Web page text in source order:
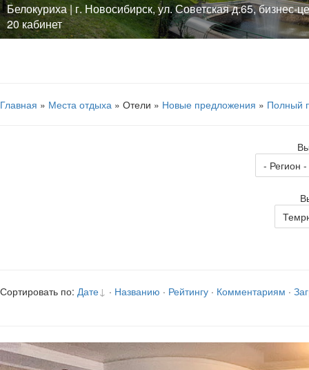
Белокуриха | г. Новосибирск, ул. Советская д.65, бизнес-
20 кабинет
Главная » Места отдыха » Отели » Новые предложения » Полный
Сортировать по: Дате · Названию · Рейтингу · Комментариям ·